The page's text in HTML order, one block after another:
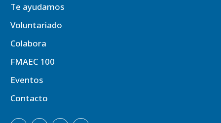
Te ayudamos
Voluntariado
Colabora
FMAEC 100
Eventos
Contacto